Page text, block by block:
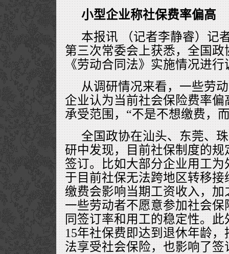
小型企业称社保费率偏高
本报讯 （记者李静睿）记
第三次常委会上获悉，全国
《劳动合同法》实施情况进行
从调研情况来看，一些劳
企业认为当前社会保险费率
承受范围，“不是不想缴费，
全国政协在汕头、东莞、
研中发现，目前社保制度的
签订。比如大部分企业用工
于目前社保无法跨地区转移
缴费会影响当期工资收入，
一些劳动者不愿意参加社会
同签订率和用工的稳定性。
15年社保费即达到退休年龄
法享受社会保险，也影响了